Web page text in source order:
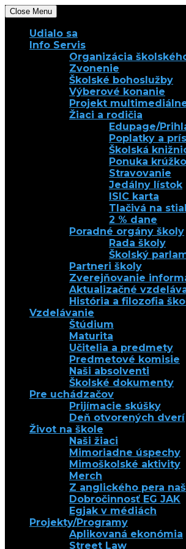
Close Menu
Udialo sa
Info Servis
Organizácia
Zvonenie
Školské bohoslužby
Výberové konanie
Projekt
Žiaci a rodičia
Edupage/
Poplatky a
Školská
Ponuka
Stravovanie
Jedálny lístok
ISIC karta
Tlačivá na
2 % dane
Poradné orgány školy
Rada školy
Školský
Partneri školy
Zverejňovanie
Aktualizačné
História a filozofia
Vzdelávanie
Štúdium
Maturita
Učitelia a predmety
Predmetové komisie
Naši absolventi
Školské dokumenty
Pre uchádzačov
Prijímacie skúšky
Deň otvorených dverí
Život na škole
Naši žiaci
Mimoriadne úspechy
Mimoškolské aktivity
Merch
Z anglického pera
Dobročinnosť EG JAK
Egjak v médiách
Projekty/Programy
Aplikovaná ekonómia
Street Law